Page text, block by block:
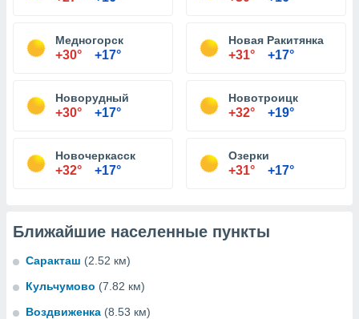
Медногорск
+30° +17°
Новая Ракитянка
+31° +17°
Новорудный
+30° +17°
Новотроицк
+32° +19°
Новочеркасск
+32° +17°
Озерки
+31° +17°
Ближайшие населенные пункты
Саракташ (2.52 км)
Кульчумово (7.82 км)
Воздвиженка (8.53 км)